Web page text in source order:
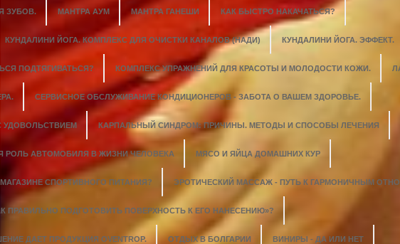
ЗУБОВ. МАНТРА АУМ МАНТРА ГАНЕШИ КАК БЫСТРО НАКАЧАТЬСЯ?
КУНДАЛИНИ ЙОГА. КОМПЛЕКС ДЛЯ ОЧИСТКИ КАНАЛОВ (НАДИ) КУНДАЛИНИ ЙОГА. ЭФФЕКТ.
ПОДТЯГИВАТЬСЯ? КОМПЛЕКС УПРАЖНЕНИЙ ДЛЯ КРАСОТЫ И МОЛОДОСТИ КОЖИ.
СЕРВИСНОЕ ОБСЛУЖИВАНИЕ КОНДИЦИОНЕРОВ - ЗАБОТА О ВАШЕМ ЗДОРОВЬЕ.
УДОВОЛЬСТВИЕМ КАРПАЛЬНЫЙ СИНДРОМ: ПРИЧИНЫ. МЕТОДЫ И СПОСОБЫ ЛЕЧЕНИЯ
РОЛЬ АВТОМОБИЛЯ В ЖИЗНИ ЧЕЛОВЕКА МЯСО И ЯЙЦА ДОМАШНИХ КУР
СПОРТИВНОГО ПИТАНИЯ? ЭРОТИЧЕСКИЙ МАССАЖ - ПУТЬ К ГАРМОНИЧНЫМ
ПРАВИЛЬНО ПОДГОТОВИТЬ ПОВЕРХНОСТЬ К ЕГО НАНЕСЕНИЮ»?
ДАЕТ ПРОДУКЦИЯ OVENTROP. ОТДЫХ В БОЛГАРИИ ВИНИРЫ - ДА ИЛИ НЕТ